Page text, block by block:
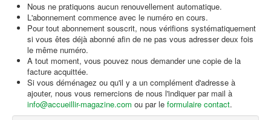
Nous ne pratiquons aucun renouvellement automatique.
L'abonnement commence avec le numéro en cours.
Pour tout abonnement souscrit, nous vérifions systématiquement
si vous êtes déjà abonné afin de ne pas vous adresser deux fois
le même numéro.
A tout moment, vous pouvez nous demander une copie de la
facture acquittée.
Si vous déménagez ou qu'il y a un complément d'adresse à
ajouter, nous vous remercions de nous l'indiquer par mail à
info@accueillir-magazine.com ou par le formulaire contact.